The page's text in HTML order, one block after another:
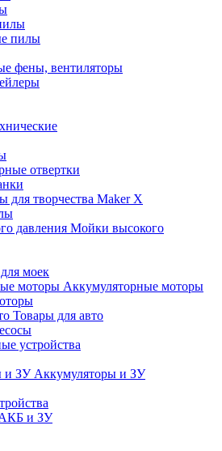
пилы
фены, вентиляторы
отвертки
для творчества Maker X
Мойки высокого
моек
Аккумуляторные моторы
Товары для авто
устройства
Аккумуляторы и ЗУ
и ЗУ